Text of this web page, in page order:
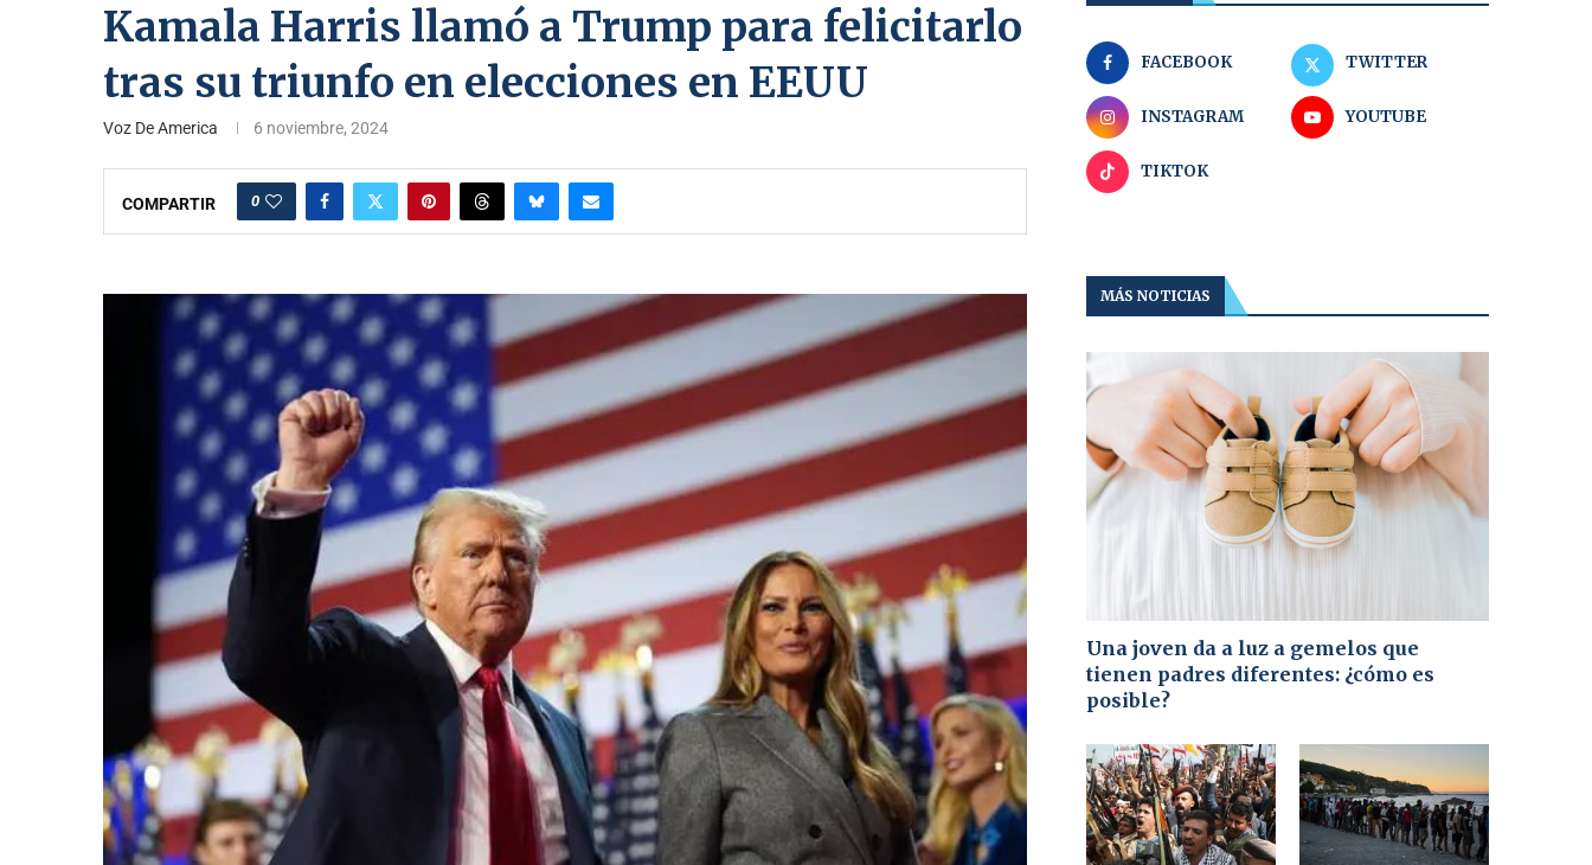
Kamala Harris llamó a Trump para felicitarlo
tras su triunfo en elecciones en EEUU
Voz De America 6 noviembre, 2024
COMPARTIR 0
FACEBOOK TWITTER
INSTAGRAM YOUTUBE
TIKTOK
MÁS NOTICIAS
Una joven da a luz a gemelos que
tienen padres diferentes: ¿cómo es
posible?